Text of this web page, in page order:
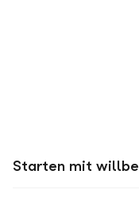
Starten mit willbe